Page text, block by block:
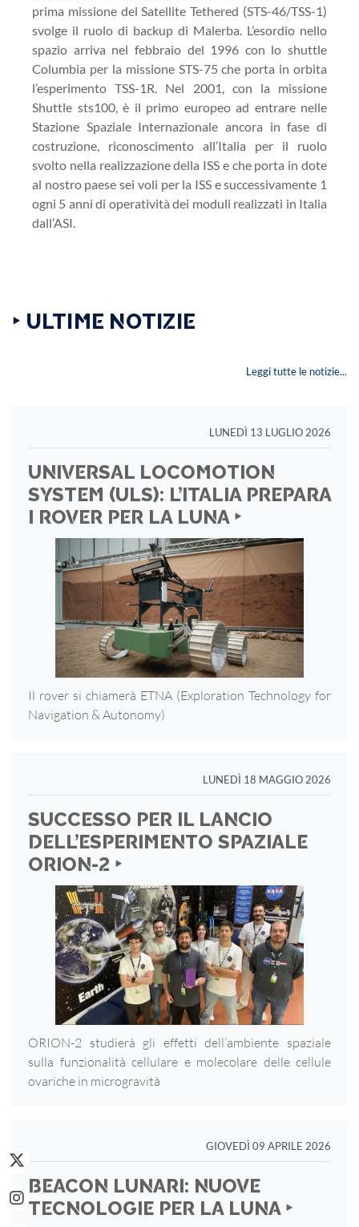
prima missione del Satellite Tethered (STS-46/TSS-1)
svolge il ruolo di backup di Malerba. L’esordio nello
spazio arriva nel febbraio del 1996 con lo shuttle
Columbia per la missione STS-75 che porta in orbita
l’esperimento TSS-1R. Nel 2001, con la missione
Shuttle sts100, è il primo europeo ad entrare nelle
Stazione Spaziale Internazionale ancora in fase di
costruzione, riconoscimento all’Italia per il ruolo
svolto nella realizzazione della ISS e che porta in dote
al nostro paese sei voli per la ISS e successivamente 1
ogni 5 anni di operatività dei moduli realizzati in Italia
dall’ASI.
‣ ULTIME NOTIZIE
Leggi tutte le notizie...
LUNEDÌ 13 LUGLIO 2026
UNIVERSAL LOCOMOTION
SYSTEM (ULS): L’ITALIA PREPARA
I ROVER PER LA LUNA ‣
Il rover si chiamerà ETNA (Exploration Technology for
Navigation & Autonomy)
LUNEDÌ 18 MAGGIO 2026
SUCCESSO PER IL LANCIO
DELL’ESPERIMENTO SPAZIALE
ORION-2 ‣
ORION-2 studierà gli effetti dell’ambiente spaziale
sulla funzionalità cellulare e molecolare delle cellule
ovariche in microgravità
GIOVEDÌ 09 APRILE 2026
BEACON LUNARI: NUOVE
TECNOLOGIE PER LA LUNA ‣